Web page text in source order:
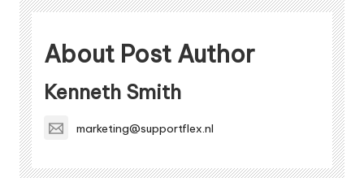
About Post Author
Kenneth Smith
marketing@supportflex.nl